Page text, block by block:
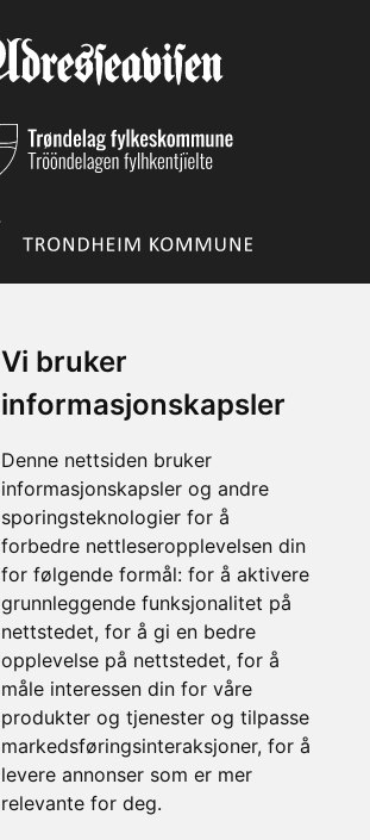
Vi bruker
informasjonskapsler
Denne nettsiden bruker
informasjonskapsler og andre
sporingsteknologier for å
forbedre nettleseropplevelsen din
for følgende formål: for å aktivere
grunnleggende funksjonalitet på
nettstedet, for å gi en bedre
opplevelse på nettstedet, for å
måle interessen din for våre
produkter og tjenester og tilpasse
markedsføringsinteraksjoner, for å
levere annonser som er mer
relevante for deg.